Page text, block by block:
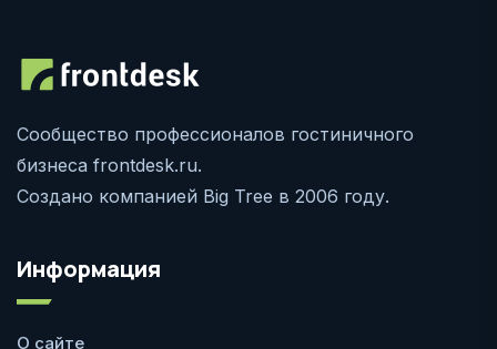
Сообщество профессионалов гостиничного
бизнеса frontdesk.ru.
Создано компанией Big Tree в 2006 году.
Информация
О сайте